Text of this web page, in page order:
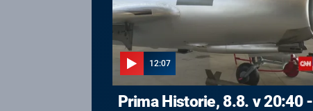
12:07
Prima Historie, 8.8. v 20:40 -